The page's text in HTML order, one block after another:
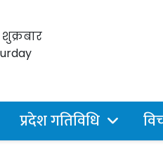
प्रदेश गतिविधि